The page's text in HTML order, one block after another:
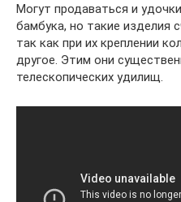
Могут продаваться и
бамбука, но такие изделия
так как при их креплении
другое. Этим они
телескопических удилищ.